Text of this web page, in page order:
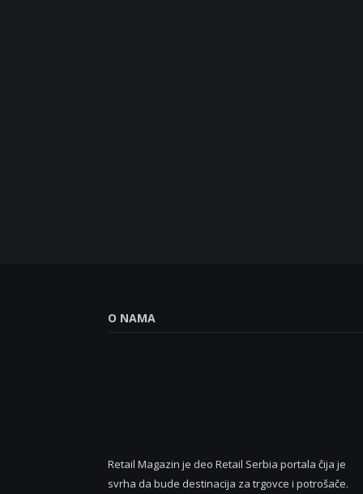
O NAMA
Retail Magazin je deo Retail Serbia portala čija je
svrha da bude destinacija za trgovce i potrošače.